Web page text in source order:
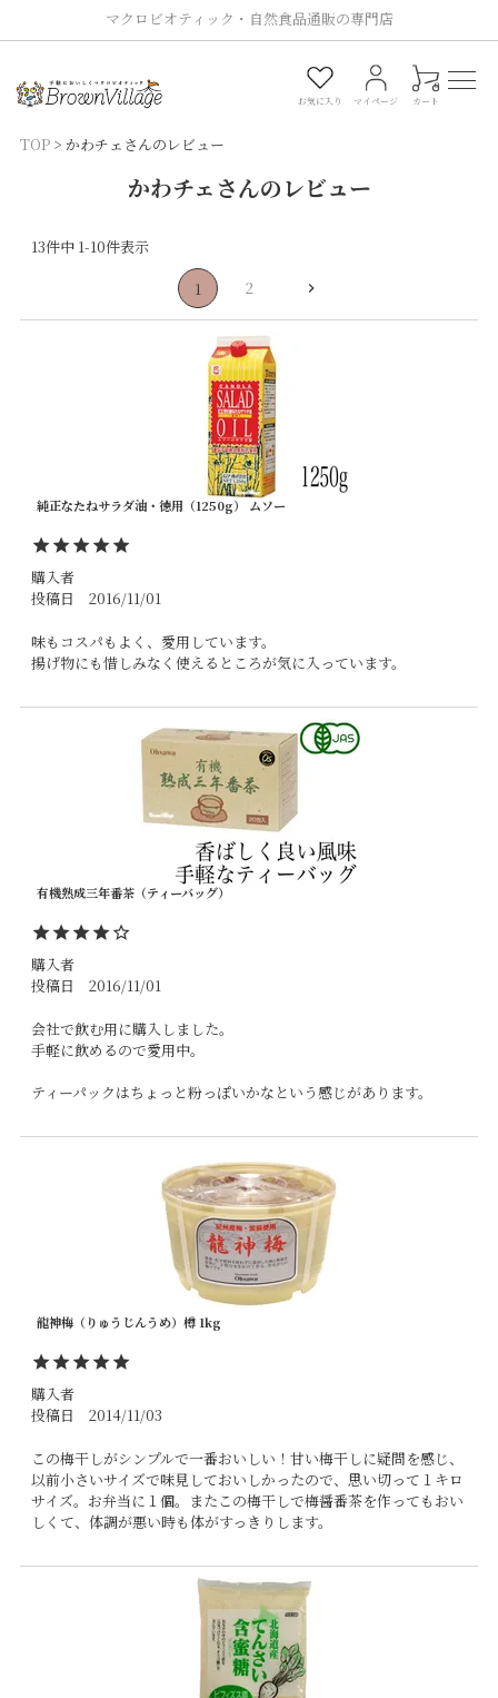
マクロビオティック・自然食品通販の専門店
お気に入り マイページ カート
0
TOP かわチェさんのレビュー
かわチェさんのレビュー
13件中 1-10件表示
1
2
純正なたねサラダ油・徳用（1250g） ムソー
購入者
投稿日
2016/11/01
味もコスパもよく、愛用しています。
揚げ物にも惜しみなく使えるところが気に入っています。
有機熟成三年番茶（ティーバッグ）
購入者
投稿日
2016/11/01
会社で飲む用に購入しました。
手軽に飲めるので愛用中。
ティーパックはちょっと粉っぽいかなという感じがあります。
龍神梅（りゅうじんうめ）樽 1kg
購入者
投稿日
2014/11/03
この梅干しがシンプルで一番おいしい！甘い梅干しに疑問を感じ、
以前小さいサイズで味見しておいしかったので、思い切って１キロ
サイズ。お弁当に１個。またこの梅干しで梅醤番茶を作ってもおい
しくて、体調が悪い時も体がすっきりします。